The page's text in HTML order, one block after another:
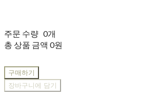
주문 수량 0개
총 상품 금액 0원
구매하기
장바구니에 담기